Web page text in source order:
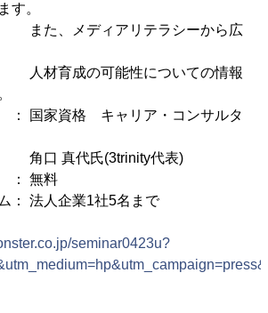
す。
ィアリテラシーから広
可能性についての情報
格 キャリア・コンサルタ
氏(3trinity代表)
無料
： 法人企業1社5名まで
seminar0423u?